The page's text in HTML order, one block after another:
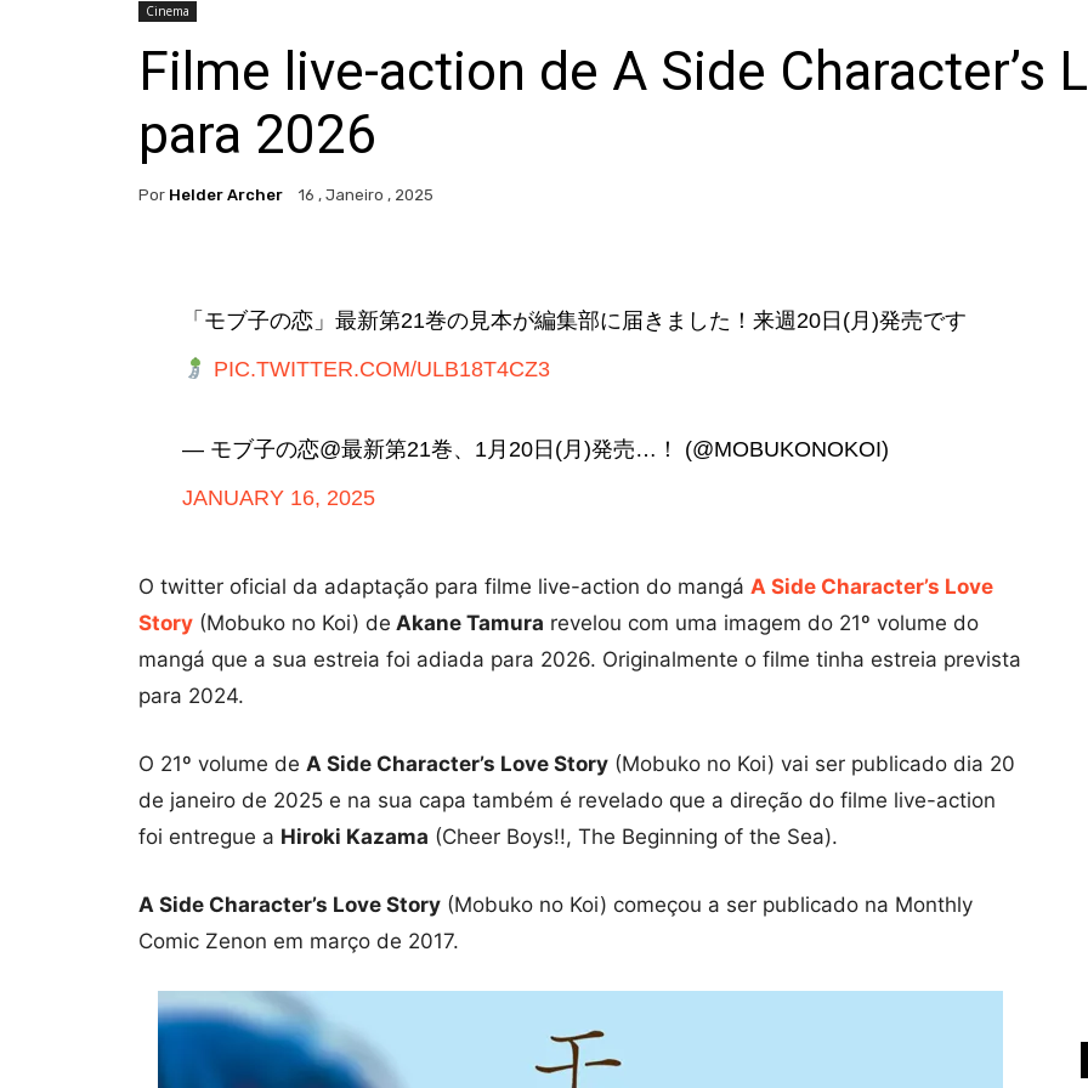
Cinema
Filme live-action de A Side Character’s
para 2026
Por Helder Archer 16 , Janeiro , 2025
「モブ子の恋」最新第21巻の見本が編集部に届きました！来週20日(月)発売です
PIC.TWITTER.COM/ULB18T4CZ3
— モブ子の恋@最新第21巻、1月20日(月)発売…！ (@MOBUKONOKOI)
JANUARY 16, 2025
O twitter oficial da adaptação para filme live-action do mangá A Side Character’s Love
Story (Mobuko no Koi) de Akane Tamura revelou com uma imagem do 21º volume do
mangá que a sua estreia foi adiada para 2026. Originalmente o filme tinha estreia prevista
para 2024.
O 21º volume de A Side Character’s Love Story (Mobuko no Koi) vai ser publicado dia 20
de janeiro de 2025 e na sua capa também é revelado que a direção do filme live-action
foi entregue a Hiroki Kazama (Cheer Boys!!, The Beginning of the Sea).
A Side Character’s Love Story (Mobuko no Koi) começou a ser publicado na Monthly
Comic Zenon em março de 2017.